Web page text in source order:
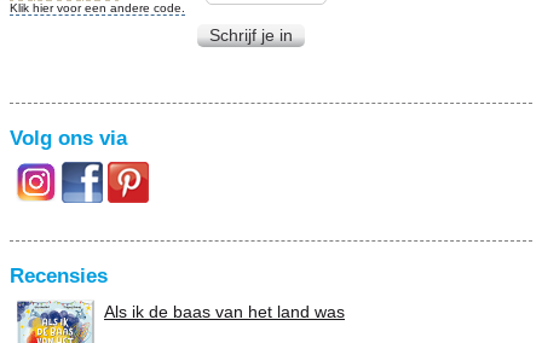
Klik hier voor een andere code.
Schrijf je in
Volg ons via
Recensies
Als ik de baas van het land was